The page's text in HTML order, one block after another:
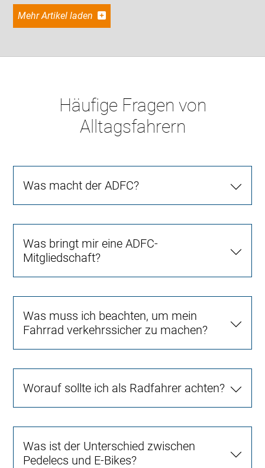
Mehr Artikel laden
Häufige Fragen von
Alltagsfahrern
Was macht der ADFC?
Was bringt mir eine ADFC-
Mitgliedschaft?
Was muss ich beachten, um mein
Fahrrad verkehrssicher zu machen?
Worauf sollte ich als Radfahrer achten?
Was ist der Unterschied zwischen
Pedelecs und E-Bikes?